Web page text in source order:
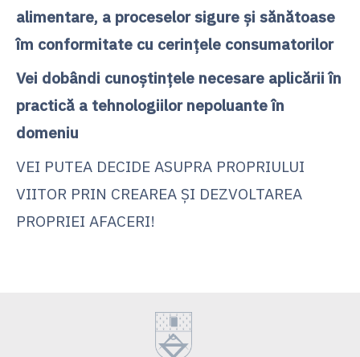
alimentare, a proceselor sigure şi sănătoase
îm conformitate cu cerinţele consumatorilor
Vei dobândi cunoştinţele necesare aplicării în
practică a tehnologiilor nepoluante în
domeniu
VEI PUTEA DECIDE ASUPRA PROPRIULUI
VIITOR PRIN CREAREA ȘI DEZVOLTAREA
PROPRIEI AFACERI!